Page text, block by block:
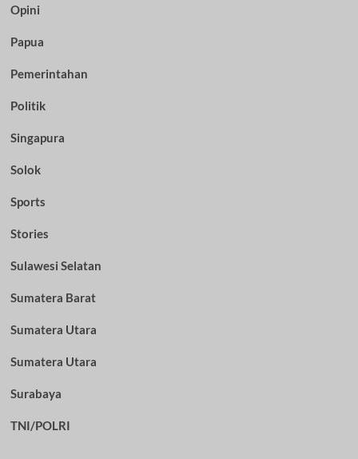
Opini
Papua
Pemerintahan
Politik
Singapura
Solok
Sports
Stories
Sulawesi Selatan
Sumatera Barat
Sumatera Utara
Sumatera Utara
Surabaya
TNI/POLRI